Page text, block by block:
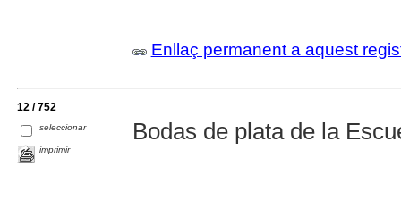
Enllaç permanent a aquest
12 / 752
seleccionar
imprimir
Bodas de plata de la